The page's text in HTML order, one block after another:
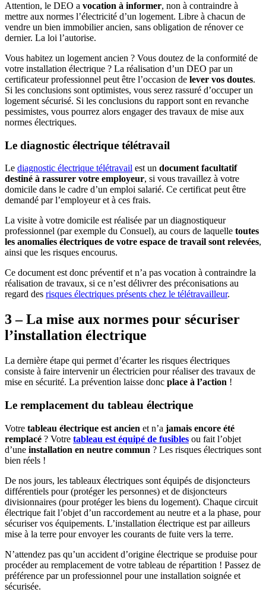
Attention, le DEO a vocation à informer, non à contraindre à
mettre aux normes l’électricité d’un logement. Libre à chacun de
vendre un bien immobilier ancien, sans obligation de rénover ce
dernier. La loi l’autorise.
Vous habitez un logement ancien ? Vous doutez de la conformité de
votre installation électrique ? La réalisation d’un DEO par un
certificateur professionnel peut être l’occasion de lever vos doutes.
Si les conclusions sont optimistes, vous serez rassuré d’occuper un
logement sécurisé. Si les conclusions du rapport sont en revanche
pessimistes, vous pourrez alors engager des travaux de mise aux
normes électriques.
Le diagnostic électrique télétravail
Le diagnostic électrique télétravail est un document facultatif
destiné à rassurer votre employeur, si vous travaillez à votre
domicile dans le cadre d’un emploi salarié. Ce certificat peut être
demandé par l’employeur et à ces frais.
La visite à votre domicile est réalisée par un diagnostiqueur
professionnel (par exemple du Consuel), au cours de laquelle toutes
les anomalies électriques de votre espace de travail sont relevées,
ainsi que les risques encourus.
Ce document est donc préventif et n’a pas vocation à contraindre la
réalisation de travaux, si ce n’est délivrer des préconisations au
regard des risques électriques présents chez le télétravailleur.
3 – La mise aux normes pour sécuriser
l’installation électrique
La dernière étape qui permet d’écarter les risques électriques
consiste à faire intervenir un électricien pour réaliser des travaux de
mise en sécurité. La prévention laisse donc place à l’action !
Le remplacement du tableau électrique
Votre tableau électrique est ancien et n’a jamais encore été
remplacé ? Votre tableau est équipé de fusibles ou fait l’objet
d’une installation en neutre commun ? Les risques électriques sont
bien réels !
De nos jours, les tableaux électriques sont équipés de disjoncteurs
différentiels pour (protéger les personnes) et de disjoncteurs
divisionnaires (pour protéger les biens du logement). Chaque circuit
électrique fait l’objet d’un raccordement au neutre et a la phase, pour
sécuriser vos équipements. L’installation électrique est par ailleurs
mise à la terre pour envoyer les courants de fuite vers la terre.
N’attendez pas qu’un accident d’origine électrique se produise pour
procéder au remplacement de votre tableau de répartition ! Passez de
préférence par un professionnel pour une installation soignée et
sécurisée.